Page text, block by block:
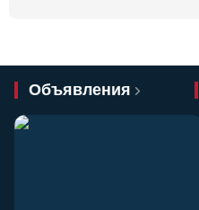
Объявления